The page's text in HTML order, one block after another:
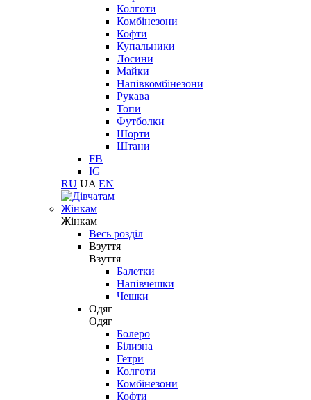
Колготи
Комбінезони
Кофти
Купальники
Лосини
Майки
Напівкомбінезони
Рукава
Топи
Футболки
Шорти
Штани
FB
IG
RU UA EN
Жінкам
Жінкам
Весь розділ
Взуття
Взуття
Балетки
Напівчешки
Чешки
Одяг
Одяг
Болеро
Білизна
Гетри
Колготи
Комбінезони
Кофти